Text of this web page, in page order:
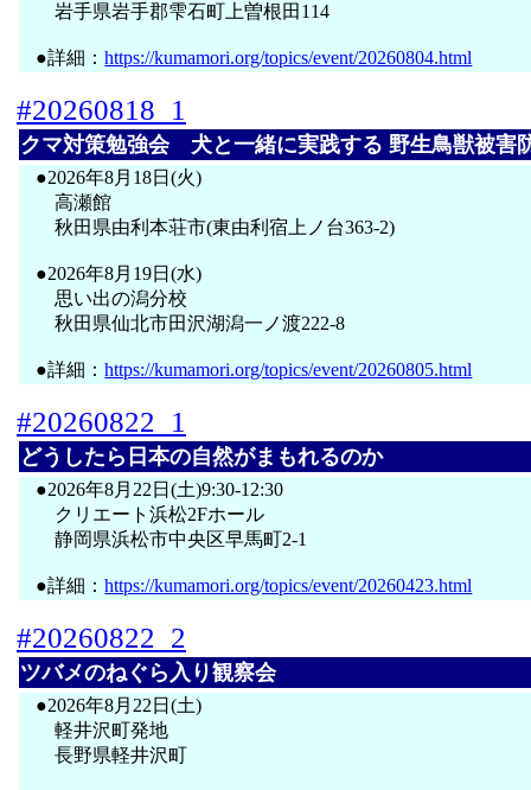
岩手県岩手郡雫石町上曽根田114
●詳細：https://kumamori.org/topics/event/20260804.html
#20260818_1
クマ対策勉強会 犬と一緒に実践する 野生鳥獣被害
●2026年8月18日(火)
高瀬館
秋田県由利本荘市(東由利宿上ノ台363-2)
●2026年8月19日(水)
思い出の潟分校
秋田県仙北市田沢湖潟一ノ渡222-8
●詳細：https://kumamori.org/topics/event/20260805.html
#20260822_1
どうしたら日本の自然がまもれるのか
●2026年8月22日(土)9:30-12:30
クリエート浜松2Fホール
静岡県浜松市中央区早馬町2-1
●詳細：https://kumamori.org/topics/event/20260423.html
#20260822_2
ツバメのねぐら入り観察会
●2026年8月22日(土)
軽井沢町発地
長野県軽井沢町